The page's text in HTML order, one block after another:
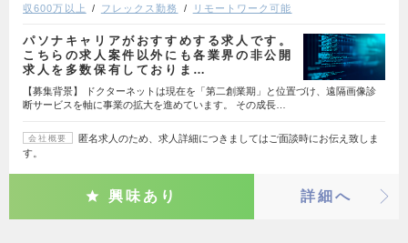
収600万以上
フレックス勤務 リモートワーク可能
パソナキャリアがおすすめする求人です。
こちらの求人案件以外にも各業界の非公開
求人を多数保有しておりま…
【募集背景】 ドクターネットは現在を「第二創業期」と位置づけ、遠隔画像診
断サービスを軸に事業の拡大を進めています。 その成長…
会社概要
匿名求人のため、求人詳細につきましてはご面談時にお伝え致しま
す。
興味あり 詳細へ